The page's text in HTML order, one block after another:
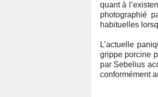
quant à
photographié
habituelles
L’actuelle
grippe porcine
par Sebelius
conformément